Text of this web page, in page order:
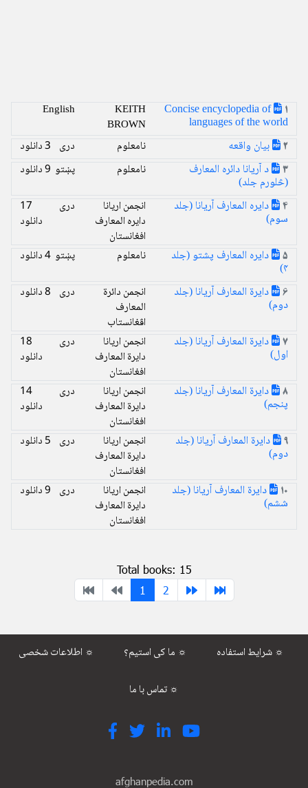
1
Concise encyclopedia of
languages of the world
KEITH
BROWN
English
2 بیان واقعه نامعلوم دری 3 دانلود
3 د آریانا دائره المعارف
(څلورم جلد)
نامعلوم پښتو 9 دانلود
4 دایره المعارف آریانا (جلد
سوم)
انجمن اریانا
دایره المعارف
افغانستان
دری
17
دانلود
5 دایره المعارف پشتو (جلد
۴)
نامعلوم پښتو 4 دانلود
6 دایرة المعارف آریانا (جلد
دوم)
انجمن دائرة
المعارف
اڤغانستاب
دری 8 دانلود
7 دایرة المعارف آريانا (جلد
اول)
انجمن اریانا
دایرة المعارف
افغانستان
دری
18
دانلود
8 دایرة المعارف آريانا (جلد
پنجم)
انجمن اریانا
دایرة المعارف
افغانستان
دری
14
دانلود
9 دایرة المعارف آريانا (جلد
دوم)
انجمن اریانا
دایرة المعارف
افغانستان
دری 5 دانلود
10 دایرة المعارف آريانا (جلد
ششم)
انجمن اریانا
دایرة المعارف
افغانستان
دری 9 دانلود
Total books: 15
1
2
اطلاعات شخصی ☼ ما کی استیم؟ ☼ شرایط استفاده ☼
تماس با ما ☼
afghanpedia.com